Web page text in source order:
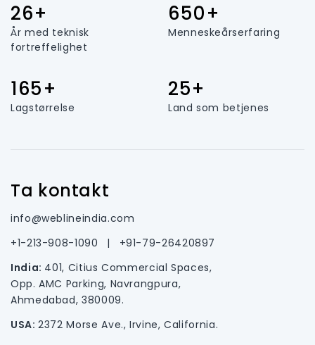
26+
År med teknisk
fortreffelighet
650+
Menneskeårserfaring
165+
Lagstørrelse
25+
Land som betjenes
Ta kontakt
info@weblineindia.com
+1-213-908-1090
|
+91-79-26420897
India: 401, Citius Commercial Spaces,
Opp. AMC Parking, Navrangpura,
Ahmedabad, 380009.
USA:2372 Morse Ave., Irvine, California.